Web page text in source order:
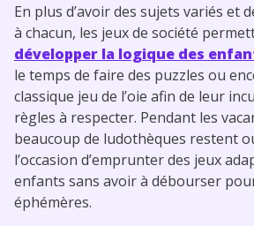
En plus d’avoir des sujets variés et
à chacun, les jeux de société
développer la logique des
le temps de faire des puzzles ou
classique jeu de l’oie afin de leur
règles à respecter. Pendant les
beaucoup de ludothèques restent
l’occasion d’emprunter des jeux
enfants sans avoir à débourser
éphémères.